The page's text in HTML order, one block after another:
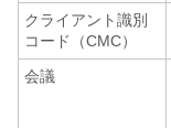
クライアント識別
コード（CMC）
会議